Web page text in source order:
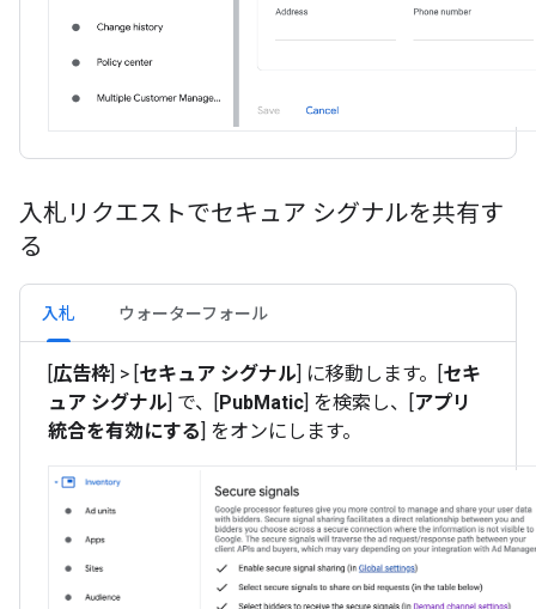
入札リクエストでセキュア シグナルを共有す
る
入札 ウォーターフォール
[広告枠] > [セキュア シグナル] に移動します。[セキ
ュア シグナル] で、[PubMatic] を検索し、[アプリ
統合を有効にする] をオンにします。